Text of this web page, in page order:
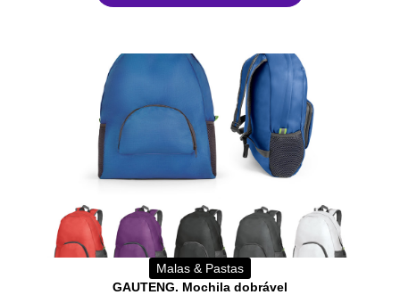
Malas & Pastas
GAUTENG. Mochila dobrável